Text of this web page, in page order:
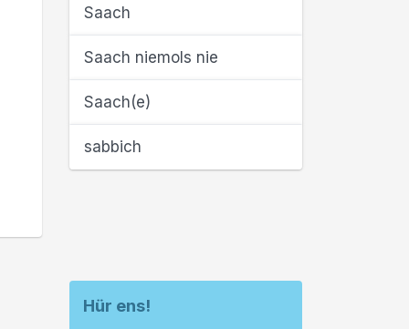
Saach
Saach niemols nie
Saach(e)
sabbich
Hür ens!